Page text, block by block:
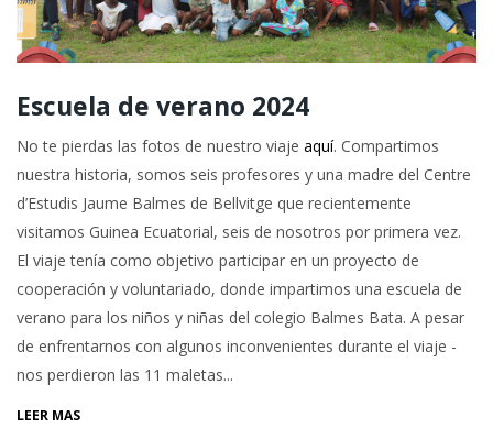
Escuela de verano 2024
No te pierdas las fotos de nuestro viaje aquí. Compartimos
nuestra historia, somos seis profesores y una madre del Centre
d’Estudis Jaume Balmes de Bellvitge que recientemente
visitamos Guinea Ecuatorial, seis de nosotros por primera vez.
El viaje tenía como objetivo participar en un proyecto de
cooperación y voluntariado, donde impartimos una escuela de
verano para los niños y niñas del colegio Balmes Bata. A pesar
de enfrentarnos con algunos inconvenientes durante el viaje -
nos perdieron las 11 maletas...
LEER MÁS